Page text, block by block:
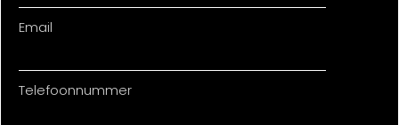
Email
Telefoonnummer